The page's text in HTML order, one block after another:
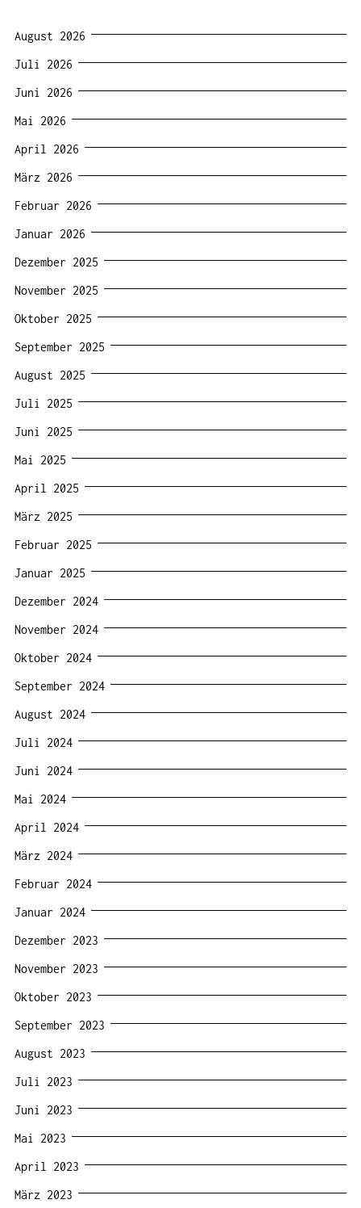
August 2026
Juli 2026
Juni 2026
Mai 2026
April 2026
März 2026
Februar 2026
Januar 2026
Dezember 2025
November 2025
Oktober 2025
September 2025
August 2025
Juli 2025
Juni 2025
Mai 2025
April 2025
März 2025
Februar 2025
Januar 2025
Dezember 2024
November 2024
Oktober 2024
September 2024
August 2024
Juli 2024
Juni 2024
Mai 2024
April 2024
März 2024
Februar 2024
Januar 2024
Dezember 2023
November 2023
Oktober 2023
September 2023
August 2023
Juli 2023
Juni 2023
Mai 2023
April 2023
März 2023